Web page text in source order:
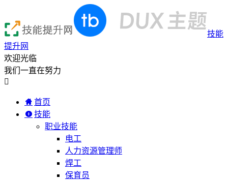
技能
提升网
欢迎光临
我们一直在努力

首页
技能
职业技能
电工
人力资源管理师
焊工
保育员